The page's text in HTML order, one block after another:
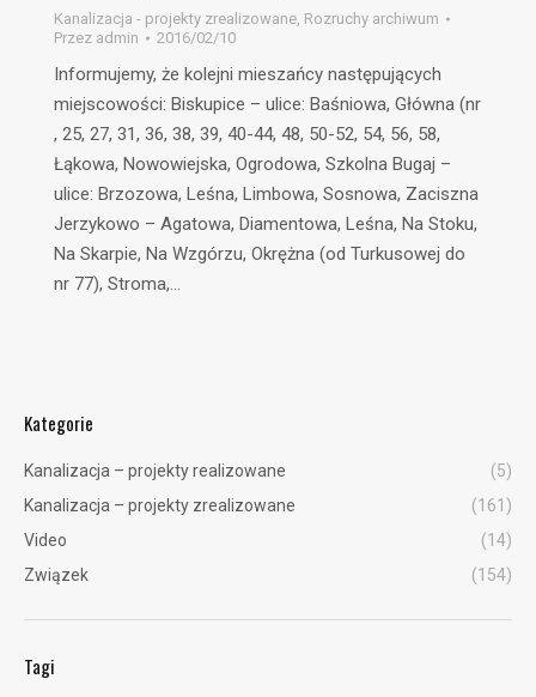
Kanalizacja - projekty zrealizowane, Rozruchy archiwum
Przez admin 2016/02/10
Informujemy, że kolejni mieszańcy następujących
miejscowości: Biskupice – ulice: Baśniowa, Główna (nr
, 25, 27, 31, 36, 38, 39, 40-44, 48, 50-52, 54, 56, 58,
Łąkowa, Nowowiejska, Ogrodowa, Szkolna Bugaj –
ulice: Brzozowa, Leśna, Limbowa, Sosnowa, Zaciszna
Jerzykowo – Agatowa, Diamentowa, Leśna, Na Stoku,
Na Skarpie, Na Wzgórzu, Okrężna (od Turkusowej do
nr 77), Stroma,…
Kategorie
Kanalizacja – projekty realizowane
(5)
Kanalizacja – projekty zrealizowane
(161)
Video
(14)
Związek
(154)
Tagi